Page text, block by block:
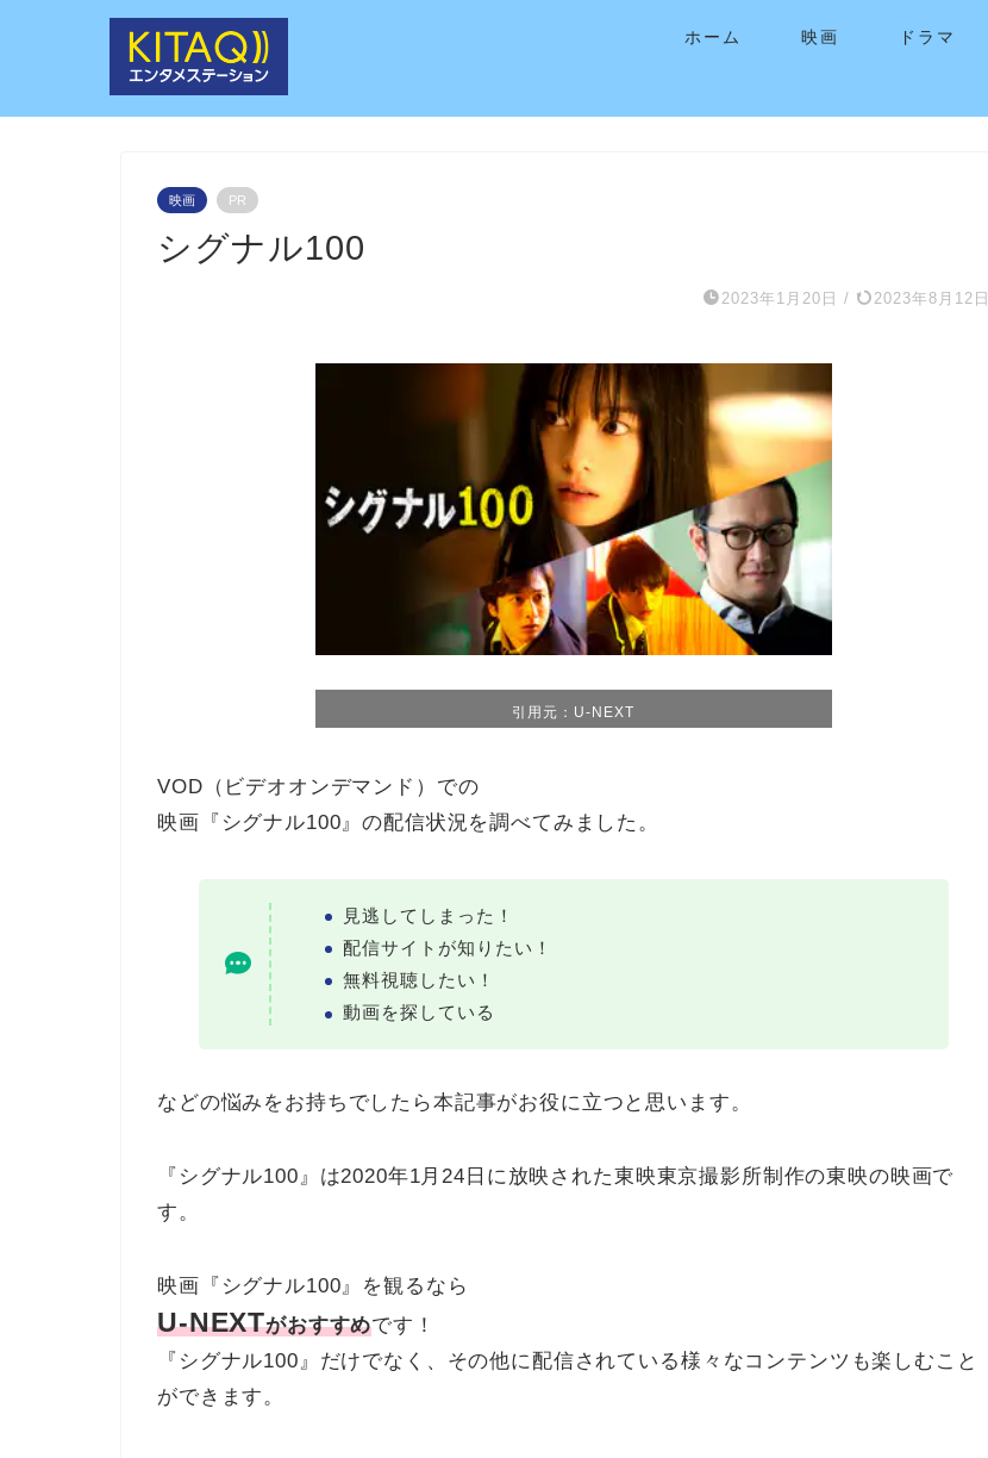
ホーム 映画 ドラマ
映画 PR
シグナル100
2023年1月20日 / 2023年8月12日
引用元：U-NEXT
VOD（ビデオオンデマンド）での
映画『シグナル100』の配信状況を調べてみました。
見逃してしまった！
配信サイトが知りたい！
無料視聴したい！
動画を探している
などの悩みをお持ちでしたら本記事がお役に立つと思います。
『シグナル100』は2020年1月24日に放映された東映東京撮影所制作の東映の映画で
す。
映画『シグナル100』を観るなら
U-NEXTがおすすめです！
『シグナル100』だけでなく、その他に配信されている様々なコンテンツも楽しむこと
ができます。